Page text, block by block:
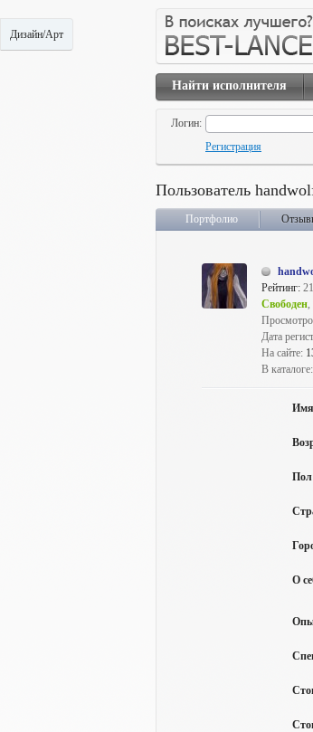
Найти исполнителя
Логин:
Регистрация
Пользователь
Портфолио
Рейтинг: 21
Свободен,
Дата
На сайте:
В каталоге:
Дизайн/Арт
Имя
Пол
О